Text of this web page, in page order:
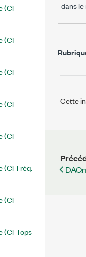
(Cl-
(CI-
(Cl-
(Cl-
(Cl-
(Cl-Fréq.
(Cl-
(Cl-Tops
dans le
Cette